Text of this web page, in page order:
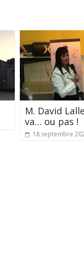
M. David
va… ou pas !
18 septembre